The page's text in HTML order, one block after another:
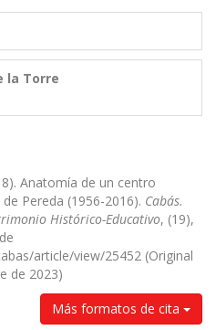
la Torre
Anatomía de un centro
Pereda (1956-2016). Cabás.
Histórico-Educativo, (19),
article/view/25452 (Original
de 2023)
Más formatos de cita